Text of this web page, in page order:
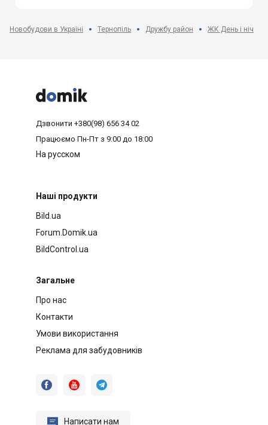
Новобудови в Україні Тернопіль Дружбу район ЖК День і ніч



Дзвонити +380(98) 656 34 02
Працюємо Пн-Пт з 9:00 до 18:00
На русском
Наші продукти
Bild.ua
Forum.Domik.ua
BildControl.ua
Загальне
Про нас
Контакти
Умови використання
Реклама для забудовників
  
 Написати нам